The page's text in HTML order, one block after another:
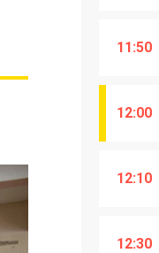
11:50
12:00
12:10
12:30